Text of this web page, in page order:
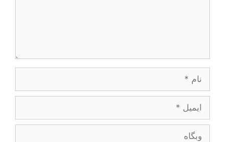
ایمیل
وبگاه